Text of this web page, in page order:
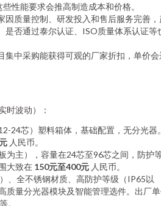
性能要求会推高制造成本和价格。
因质量控制、研发投入和售后服务完善，
是否通过泰尔认证、ISO质量体系认证等
集中采购能获得可观的厂家折扣，单价会
时波动）：
24芯）塑料箱体，基础配置，无分光器
人民币。
为主），容量在24芯至96芯之间，防护
大致在 150元至400元 人民币。
、全不锈钢材质、高防护等级（IP65以
质量分光器模块及智能管理选件。出厂
。